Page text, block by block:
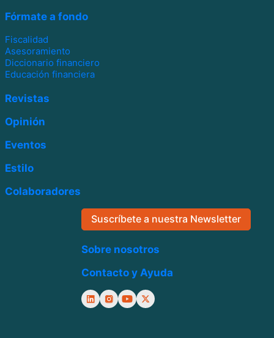
Fórmate a fondo
Fiscalidad
Asesoramiento
Diccionario financiero
Educación financiera
Revistas
Opinión
Eventos
Estilo
Colaboradores
Suscríbete a nuestra Newsletter
Sobre nosotros
Contacto y Ayuda